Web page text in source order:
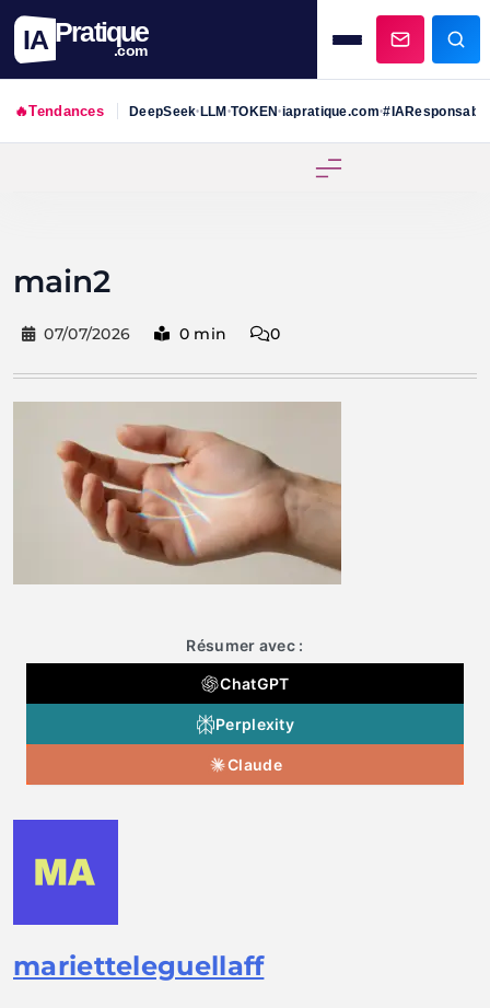
IA Pratique
.com
🔥Tendances DeepSeek•LLM•TOKEN•iapratique.com•#IAResponsable
main2
07/07/2026 0 min 0
Résumer avec :
ChatGPT
Perplexity
Claude
marietteleguellaff